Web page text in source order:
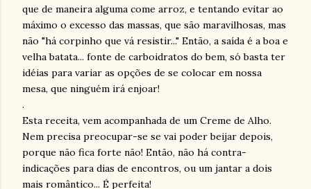
que de maneira alguma come arroz, e tentando evitar ao
máximo o excesso das massas, que são maravilhosas, mas
não "há corpinho que vá resistir..." Então, a saída é a boa e
velha batata... fonte de carboidratos do bem, só basta ter
idéias para variar as opções de se colocar em nossa
mesa, que ninguém irá enjoar!
.
Esta receita, vem acompanhada de um Creme de Alho.
Nem precisa preocupar-se se vai poder beijar depois,
porque não fica forte não! Então, não há contra-
indicações para dias de encontros, ou um jantar a dois
mais romântico... É perfeita!